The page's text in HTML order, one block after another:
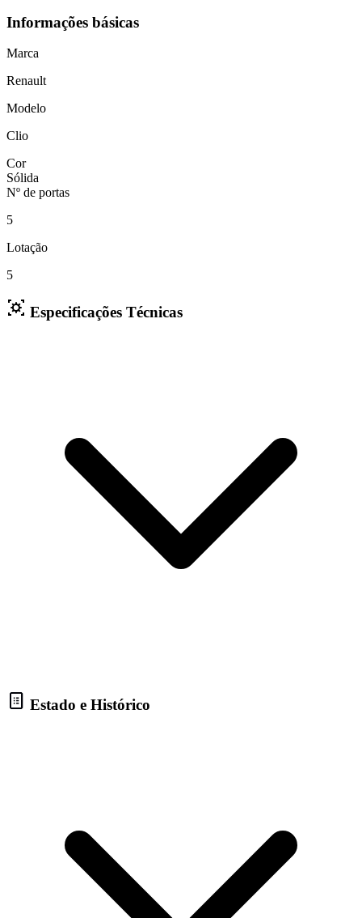
Informações básicas
Marca
Renault
Modelo
Clio
Cor
Sólida
Nº de portas
5
Lotação
5
Especificações Técnicas
Estado e Histórico